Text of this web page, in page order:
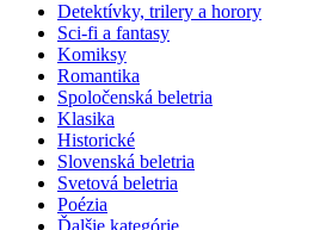
Detektívky, trilery a horory
Sci-fi a fantasy
Komiksy
Romantika
Spoločenská beletria
Klasika
Historické
Slovenská beletria
Svetová beletria
Poézia